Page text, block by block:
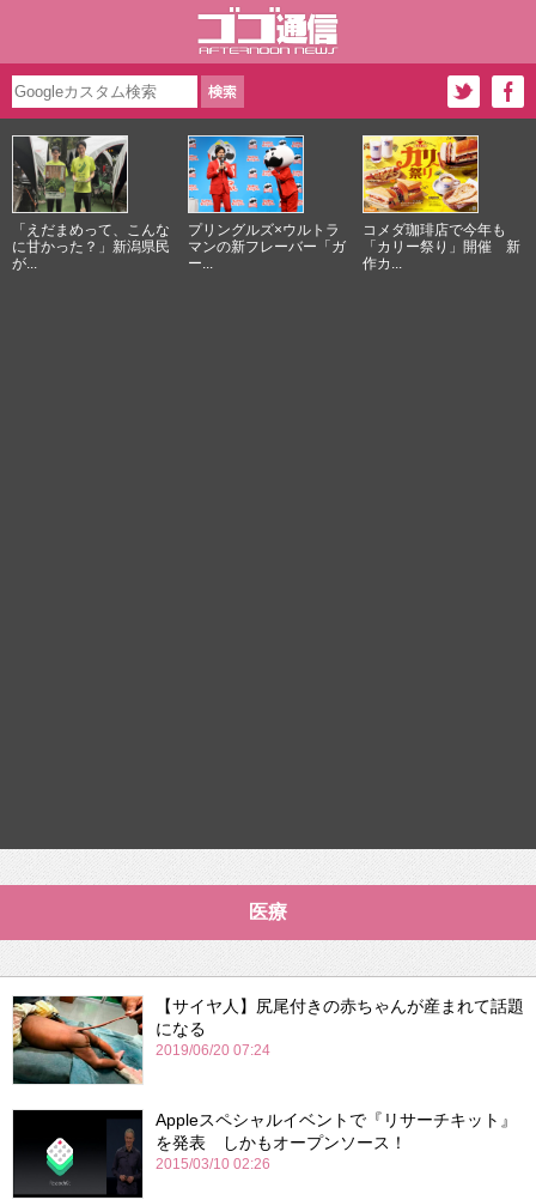
「えだまめって、こんな
に甘かった？」新潟県民
が...
プリングルズ×ウルトラ
マンの新フレーバー「ガ
ー...
コメダ珈琲店で今年も
「カリー祭り」開催 新
作カ...
医療
【サイヤ人】尻尾付きの赤ちゃんが産まれて話題
になる
2019/06/20 07:24
Appleスペシャルイベントで『リサーチキット』
を発表 しかもオープンソース！
2015/03/10 02:26